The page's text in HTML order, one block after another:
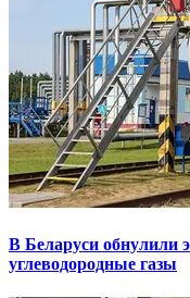
В Беларуси
углеводородные газы